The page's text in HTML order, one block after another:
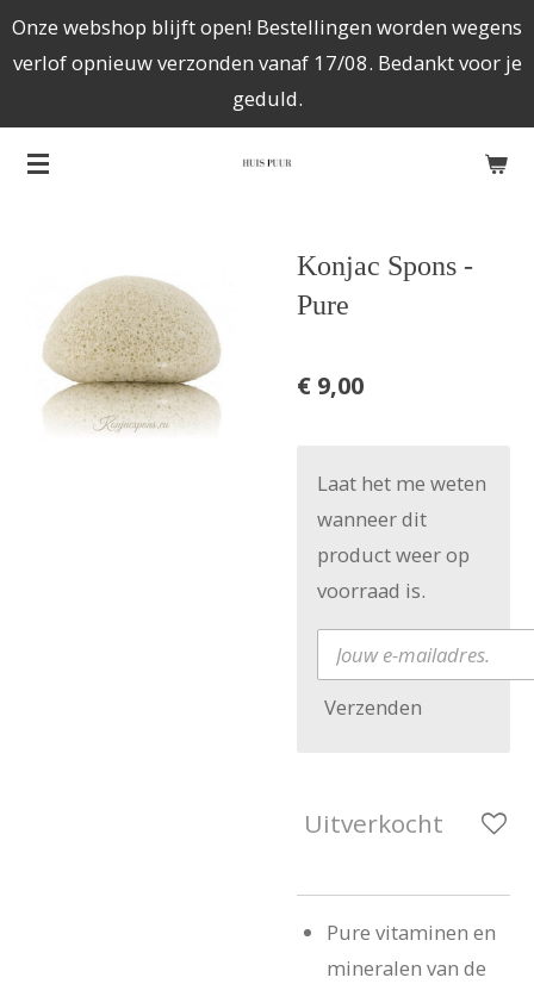
Ga
direct
de
hoofdinhoud
Onze webshop blijft open! Bestellingen worden wegens
verlof opnieuw verzonden vanaf 17/08. Bedankt voor je
geduld.
Konjac Spons -
Pure
€ 9,00
Laat het me weten
wanneer dit
product weer op
voorraad is.
Verzenden
Uitverkocht
Pure vitaminen en
mineralen van de